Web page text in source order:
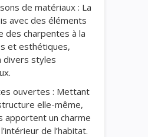
de matériaux : La
avec des éléments
des charpentes à la
et esthétiques,
divers styles
ouvertes : Mettant
elle-même,
apportent un charme
de l’habitat.